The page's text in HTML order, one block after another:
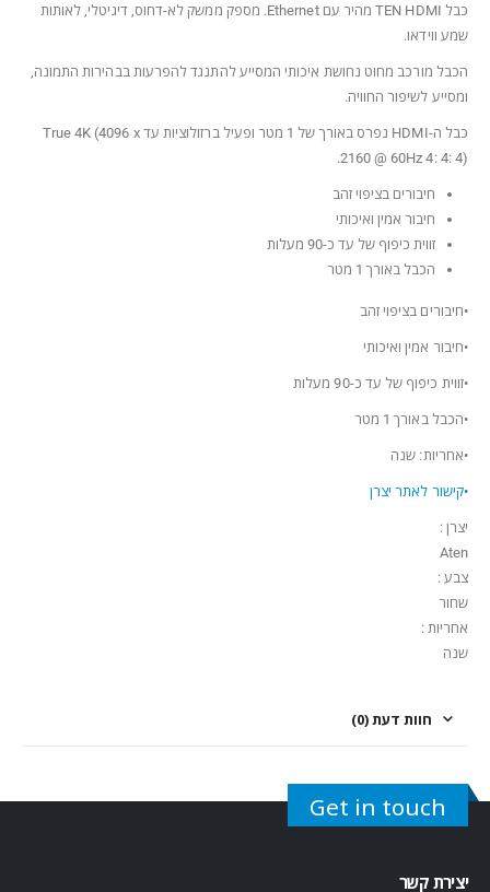
כבל TEN HDMI מהיר עם Ethernet. מספק ממשק לא-דחוס, דיגיטלי, לאותות
שמע ווידאו.
הכבל מורכב מחוט נחושת איכותי המסייע להתנגד להפרעות בבהירות התמונה,
ומסייע לשיפור החוויה.
כבל ה-HDMI נפרס באורך של 1 מטר ופעיל ברזולוציות עד True 4K (4096 x
2160 @ 60Hz 4: 4: 4).
חיבורים בציפוי זהב
חיבור אמין ואיכותי
זווית כיפוף של עד כ-90 מעלות
הכבל באורך 1 מטר
•חיבורים בציפוי זהב
•חיבור אמין ואיכותי
•זווית כיפוף של עד כ-90 מעלות
•הכבל באורך 1 מטר
•אחריות: שנה
•קישור לאתר יצרן
יצרן :
Aten
צבע :
שחור
אחריות :
שנה
חוות דעת (0)
Get in touch
יצירת קשר